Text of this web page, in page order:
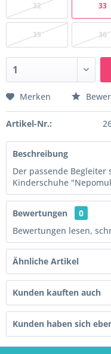
32 33
35 36
Merken
Artikel-Nr.:
Beschreibung
Der passende
Kinderschuhe
Bewertungen
0
Bewertungen lesen,
Ähnliche Artikel
Kunden kauften auch
Kunden haben sich